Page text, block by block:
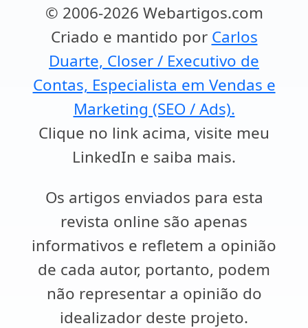
© 2006-2026 Webartigos.com
Criado e mantido por Carlos
Duarte, Closer / Executivo de
Contas, Especialista em Vendas e
Marketing (SEO / Ads).
Clique no link acima, visite meu
LinkedIn e saiba mais.
Os artigos enviados para esta
revista online são apenas
informativos e refletem a opinião
de cada autor, portanto, podem
não representar a opinião do
idealizador deste projeto.